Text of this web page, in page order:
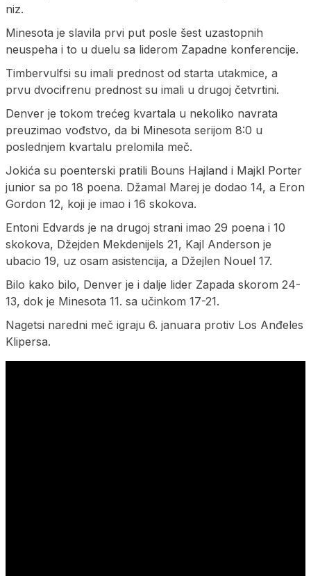
niz.
Minesota je slavila prvi put posle šest uzastopnih
neuspeha i to u duelu sa liderom Zapadne konferencije.
Timbervulfsi su imali prednost od starta utakmice, a
prvu dvocifrenu prednost su imali u drugoj četvrtini.
Denver je tokom trećeg kvartala u nekoliko navrata
preuzimao vođstvo, da bi Minesota serijom 8:0 u
poslednjem kvartalu prelomila meč.
Jokića su poenterski pratili Bouns Hajland i Majkl Porter
junior sa po 18 poena. Džamal Marej je dodao 14, a Eron
Gordon 12, koji je imao i 16 skokova.
Entoni Edvards je na drugoj strani imao 29 poena i 10
skokova, Džejden Mekdenijels 21, Kajl Anderson je
ubacio 19, uz osam asistencija, a Džejlen Nouel 17.
Bilo kako bilo, Denver je i dalje lider Zapada skorom 24-
13, dok je Minesota 11. sa učinkom 17-21.
Nagetsi naredni meč igraju 6. januara protiv Los Anđeles
Klipersa.